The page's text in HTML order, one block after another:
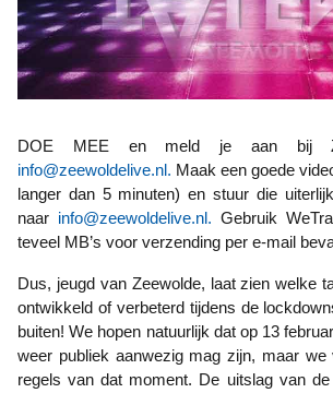
DOE MEE en meld je aan bij
info@zeewoldelive.nl. Maak een goede
langer dan 5 minuten) en stuur die
naar info@zeewoldelive.nl. Gebruik
teveel MB’s voor verzending per e-mail
Dus, jeugd van Zeewolde, laat zien welke talenten jullie hebben
ontwikkeld of verbeterd tijdens de
buiten! We hopen natuurlijk dat op 13
weer publiek aanwezig mag zijn, maar we
regels van dat moment. De uitslag van